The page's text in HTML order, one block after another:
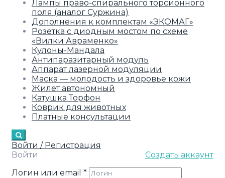
Лампы право-спирального торсионного
поля (аналог Суржина)
Дополнения к комплектам «ЭКОМАГ»
Розетка с диодным мостом по схеме
«Вилки Авраменко»
Кулоны-Мандала
Антипаразитарный модуль
Аппарат лазерной модуляции
Маска — молодость и здоровье кожи
Жилет автономный
Катушка Торфон
Коврик для животных
Платные консультации
Войти / Регистрация
Войти
Создать аккаунт
Логин или email *